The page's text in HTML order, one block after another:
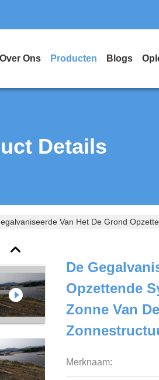
Over Ons Producten Blogs
Details
Van Het De Grond
De
Opzettende
Zonne Van
Merknaam: